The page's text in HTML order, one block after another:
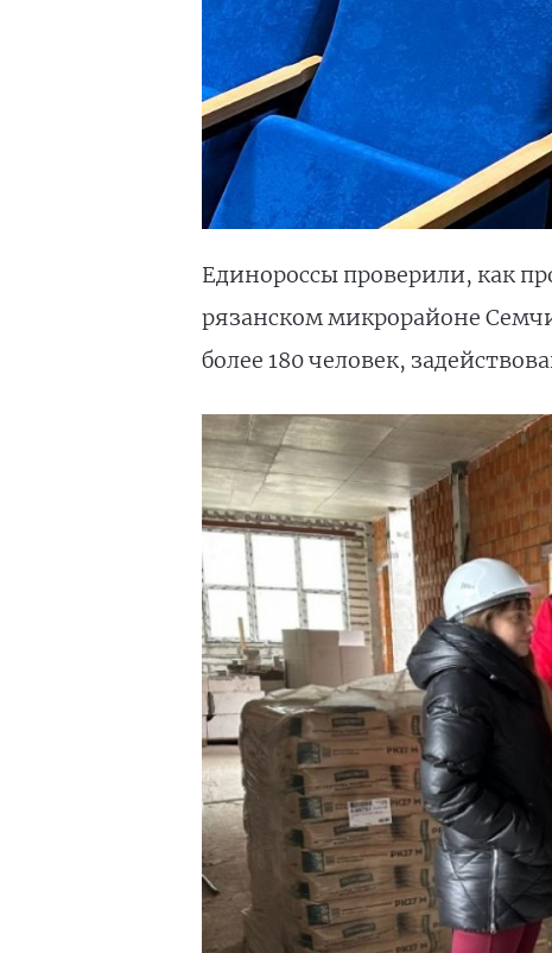
Единороссы проверили, как
рязанском микрорайоне
более 180 человек,